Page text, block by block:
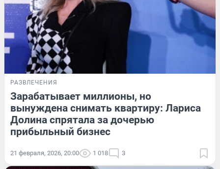
РАЗВЛЕЧЕНИЯ
Зарабатывает миллионы, но
вынуждена снимать квартиру: Лариса
Долина спрятала за дочерью
прибыльный бизнес
21 февраля, 2026, 20:00 1 018 3